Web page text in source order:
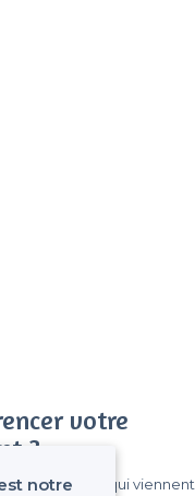
votre
?
de visiteurs qui viennent
notre